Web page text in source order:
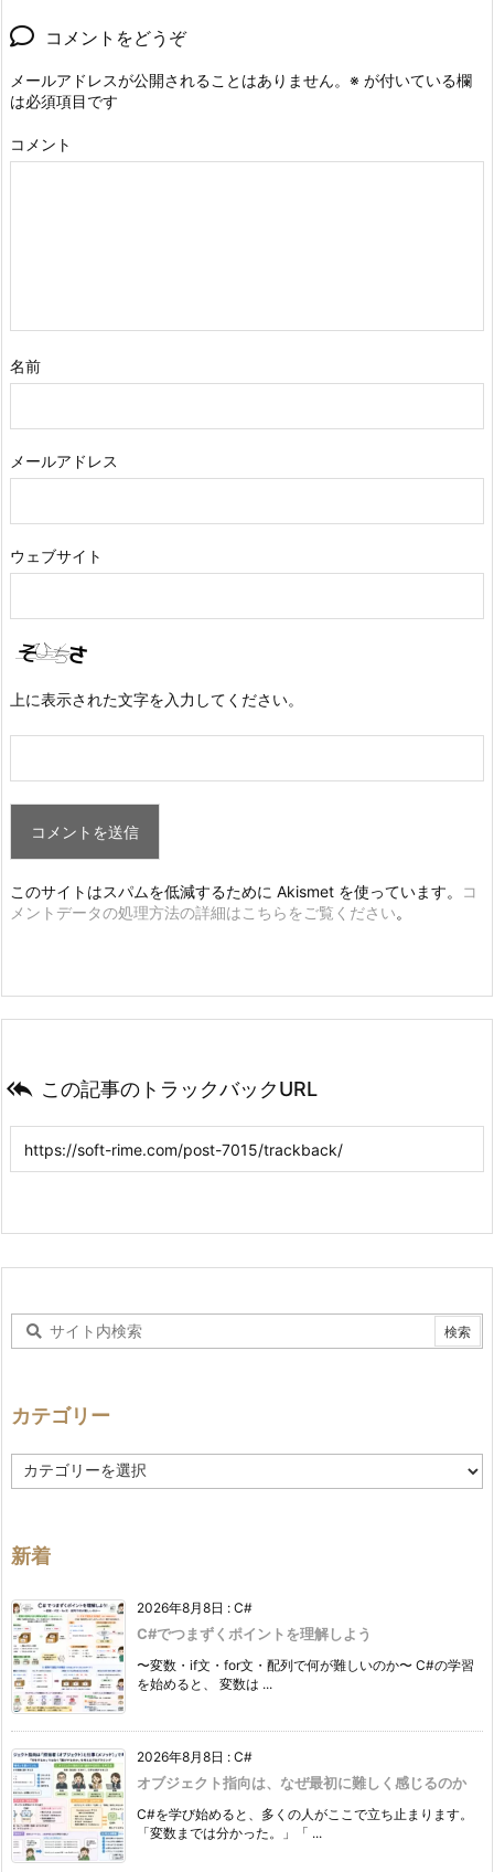
コメントをどうぞ
メールアドレスが公開されることはありません。 ※ が付いている欄
は必須項目です
コメント
名前
メールアドレス
ウェブサイト
上に表示された文字を入力してください。
このサイトはスパムを低減するために Akismet を使っています。
コ
メントデータの処理方法の詳細はこちらをご覧ください。
 この記事のトラックバックURL
カテゴリー
テ
ー
新着
2026年8月8日 : C#
C#でつまずくポイントを理解しよう
〜変数・if文・for文・配列で何が難しいのか〜 C#の学習
を始めると、 変数は ...
2026年8月8日 : C#
オブジェクト指向は、なぜ最初に難しく感じるのか
C#を学び始めると、多くの人がここで立ち止まります。
「変数までは分かった。」「 ...